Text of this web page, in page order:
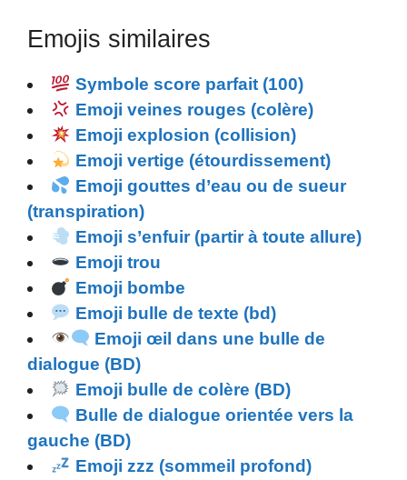
Emojis similaires
Symbole score parfait (100)
Emoji veines rouges (colère)
Emoji explosion (collision)
Emoji vertige (étourdissement)
Emoji gouttes d’eau ou de sueur
(transpiration)
Emoji s’enfuir (partir à toute allure)
Emoji trou
Emoji bombe
Emoji bulle de texte (bd)
Emoji œil dans une bulle de
dialogue (BD)
Emoji bulle de colère (BD)
Bulle de dialogue orientée vers la
gauche (BD)
Emoji zzz (sommeil profond)